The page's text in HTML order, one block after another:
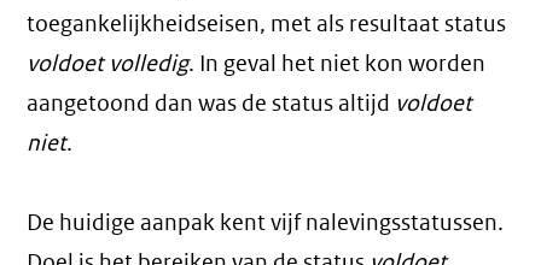
toegankelijkheidseisen, met als resultaat status
voldoet volledig. In geval het niet kon worden
aangetoond dan was de status altijd voldoet
niet.
De huidige aanpak kent vijf nalevingsstatussen.